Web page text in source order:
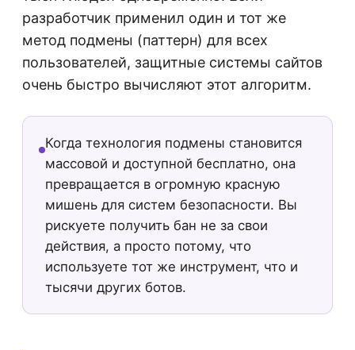
разработчик применил один и тот же
метод подмены (паттерн) для всех
пользователей, защитные системы сайтов
очень быстро вычисляют этот алгоритм.
Когда технология подмены становится
массовой и доступной бесплатно, она
превращается в огромную красную
мишень для систем безопасности. Вы
рискуете получить бан не за свои
действия, а просто потому, что
используете тот же инструмент, что и
тысячи других ботов.